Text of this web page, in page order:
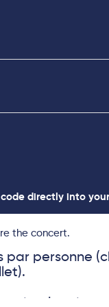
code directly into
the concert.
par personne
qui